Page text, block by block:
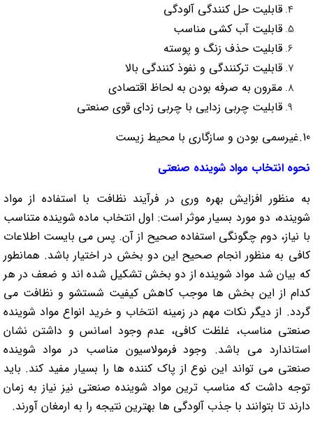
قابلیت حل کنندگی آلودگی
قابلیت آب کشی مناسب
قابلیت حذف زنگ و پوسته
قابلیت ترکنندگی و نفوذ کنندگی بالا
مقرون به صرفه بودن به لحاظ اقتصادی
قابلیت چربی زدایی با چربی زدای قوی صنعتی
10.غیرسمی بودن و سازگاری با محیط زیست
نحوه انتخاب مواد شوینده صنعتی
به منظور افزایش بهره وری در فرآیند نظافت با استفاده از مواد
شوینده، دو مورد بسیار موثر است: اول انتخاب ماده شوینده متناسب
با نیاز، دوم چگونگی استفاده صحیح از آن. پس می بایست اطلاعات
کافی به منظور انجام صحیح این دو بخش در اختیار باشد. همانطور
که بیان شد مواد شوینده از دو بخش تشکیل شده اند و ضعف در هر
کدام از این بخش ها موجب کاهش کیفیت شستشو و نظافت می
گردد. از دیگر نکات مهم در زمینه انتخاب و خرید انواع مواد شوینده
صنعتی مناسب، غلظت کافی، عدم وجود اسانس و داشتن نشان
استاندارد می باشد. وجود فرمولاسیون مناسب در مواد شوینده
صنعتی می تواند این نوع از پاک کننده ها را بسیار مفید کند. باید
توجه داشت که مناسب ترین مواد شوینده صنعتی نیز نیاز به زمان
دارند تا بتوانند با جذب آلودگی ها بهترین نتیجه را به ارمغان آورند.